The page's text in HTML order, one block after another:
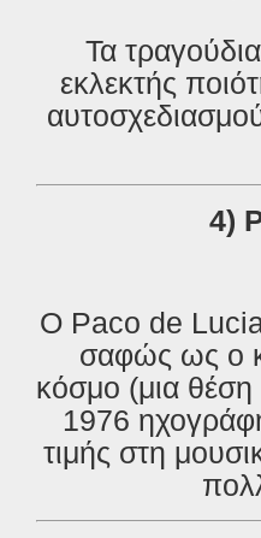
Τα
εκλεκτής
4)
Ο Paco de Lucia
σαφώς ως ο
κόσμο (μια θέση
1976
τιμής στη